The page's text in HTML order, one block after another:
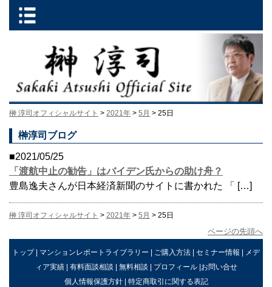
榊 淳司オフィシャルサイト > 2021年 > 5月 > 25日
榊淳司ブログ
■2021/05/25
「渡航中止の勧告」はバイデン氏からの助け舟？
豊島逸夫さんが日本経済新聞のサイトに書かれた 「 […]
榊 淳司オフィシャルサイト > 2021年 > 5月 > 25日
ページの先頭へ
トップ| マンションレポートライブラリー | ご購入方法 | セミナー情報 | メデ
ィア実績| 有料面談相談 | 無料相談 | プロフィール|お問い合せ
個人情報保護方針| 特定商取引に関する表記